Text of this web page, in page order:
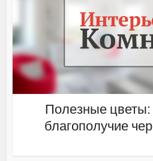
Полезные цветы:
благополучие